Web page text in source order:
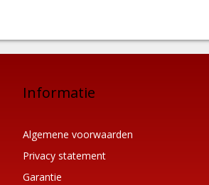
Informatie
Algemene voorwaarden
Privacy statement
Garantie